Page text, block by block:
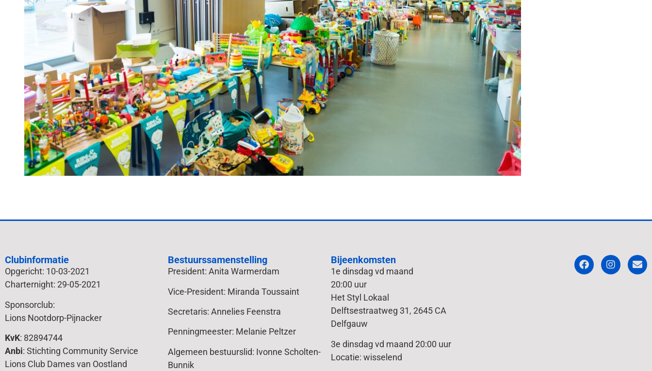
Clubinformatie
Opgericht: 10-03-2021
Charternight: 29-05-2021
Sponsorclub:
Lions Nootdorp-Pijnacker
KvK: 82894744
Anbi: Stichting Community Service
Lions Club Dames van Oostland
Bestuurssamenstelling
President: Anita Warmerdam
Vice-President: Miranda Toussaint
Secretaris: Annelies Feenstra
Penningmeester: Melanie Peltzer
Algemeen bestuurslid: Ivonne Scholten-
Bunnik
Bijeenkomsten
1e dinsdag vd maand
20:00 uur
Het Styl Lokaal
Delftsestraatweg 31, 2645 CA
Delfgauw
3e dinsdag vd maand 20:00 uur
Locatie: wisselend